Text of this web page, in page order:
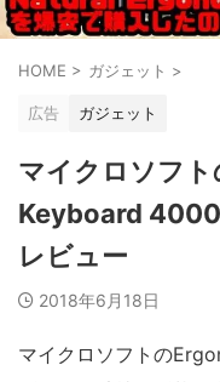
HOME > ガジェット >
広告 ガジェット
マイクロソフ
Keyboard
レビュー
2018年6月18日
マイクロソフトの